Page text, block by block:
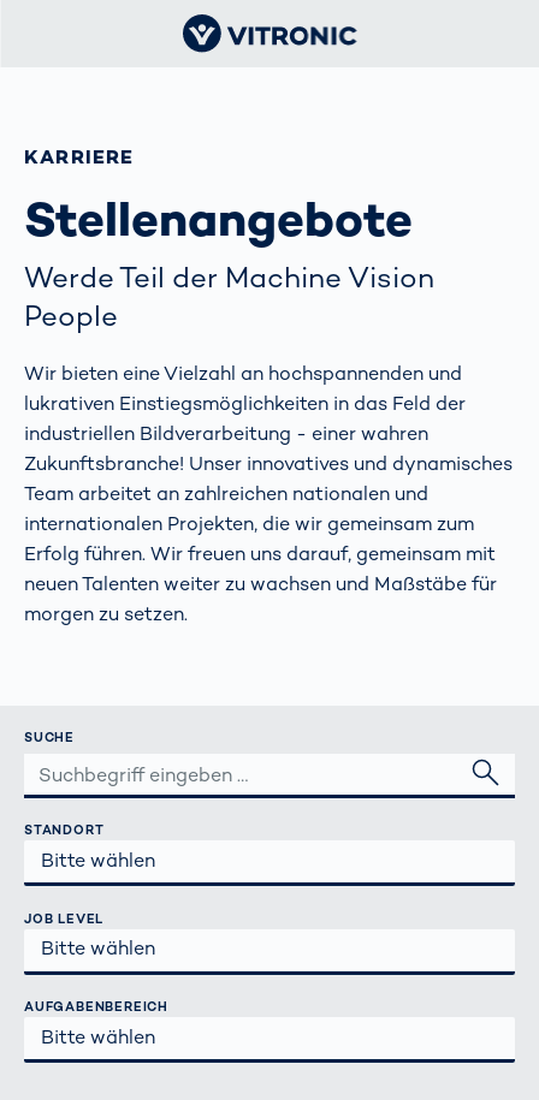
KARRIERE
Stellenangebote
Werde Teil der Machine Vision
People
Wir bieten eine Vielzahl an hochspannenden und
lukrativen Einstiegsmöglichkeiten in das Feld der
industriellen Bildverarbeitung - einer wahren
Zukunftsbranche! Unser innovatives und dynamisches
Team arbeitet an zahlreichen nationalen und
internationalen Projekten, die wir gemeinsam zum
Erfolg führen. Wir freuen uns darauf, gemeinsam mit
neuen Talenten weiter zu wachsen und Maßstäbe für
morgen zu setzen.
SUCHE
STANDORT
JOB LEVEL
AUFGABENBEREICH